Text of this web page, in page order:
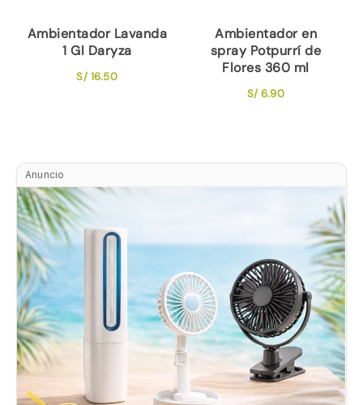
Anuncio
Ambientador Lavanda
1 Gl Daryza
S/16.50
Ambientador en
spray Potpurrí de
Flores 360 ml
S/6.90